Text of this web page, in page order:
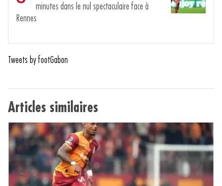
minutes dans le nul spectaculaire face à
Rennes
Tweets by footGabon
Articles similaires